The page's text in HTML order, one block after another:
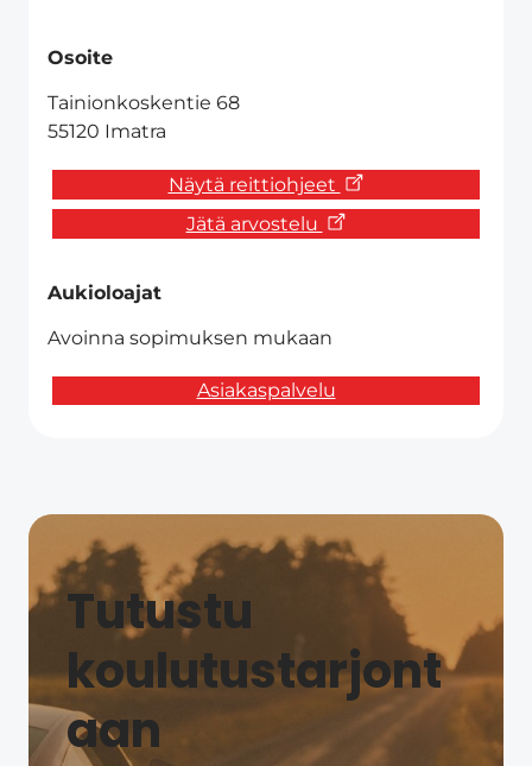
Osoite
Tainionkoskentie 68
55120 Imatra
Näytä reittiohjeet
Jätä arvostelu
Aukioloajat
Avoinna sopimuksen mukaan
Asiakaspalvelu
Tutustu
koulutustarjont
aan​